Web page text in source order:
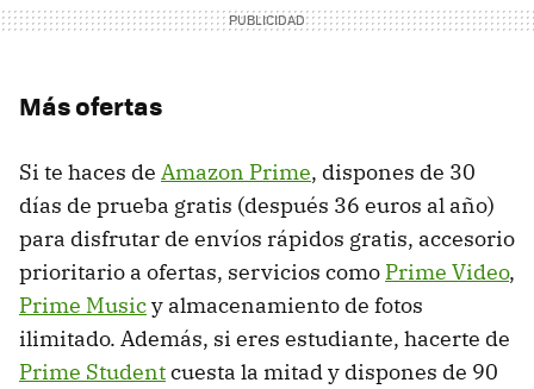
Más ofertas
Si te haces de Amazon Prime, dispones de 30
días de prueba gratis (después 36 euros al año)
para disfrutar de envíos rápidos gratis, accesorio
prioritario a ofertas, servicios como Prime Video,
Prime Musicy almacenamiento de fotos
ilimitado. Además, si eres estudiante, hacerte de
Prime Studentcuesta la mitad y dispones de 90